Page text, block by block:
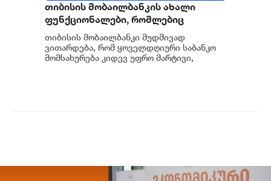
თიბისის მობაილბანკის ახალი
ფუნქციონალები, რომლებიც
ყოველდღიურ საბანკო
მომსახურებას ამარტივებს
თიბისის მობაილბანკი მუდმივად
ვითარდება, რომ ყოველდღიური საბანკო
მომსახურება კიდევ უფრო მარტივი,